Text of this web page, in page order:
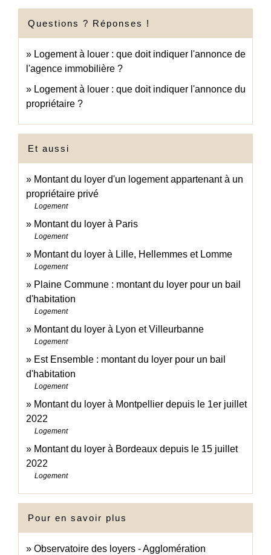
Questions ? Réponses !
Logement à louer : que doit indiquer l'annonce de
l'agence immobilière ?
Logement à louer : que doit indiquer l'annonce du
propriétaire ?
Et aussi
Montant du loyer d'un logement appartenant à un
propriétaire privé
Logement
Montant du loyer à Paris
Logement
Montant du loyer à Lille, Hellemmes et Lomme
Logement
Plaine Commune : montant du loyer pour un bail
d'habitation
Logement
Montant du loyer à Lyon et Villeurbanne
Logement
Est Ensemble : montant du loyer pour un bail
d'habitation
Logement
Montant du loyer à Montpellier depuis le 1er juillet
2022
Logement
Montant du loyer à Bordeaux depuis le 15 juillet
2022
Logement
Pour en savoir plus
Observatoire des loyers - Agglomération